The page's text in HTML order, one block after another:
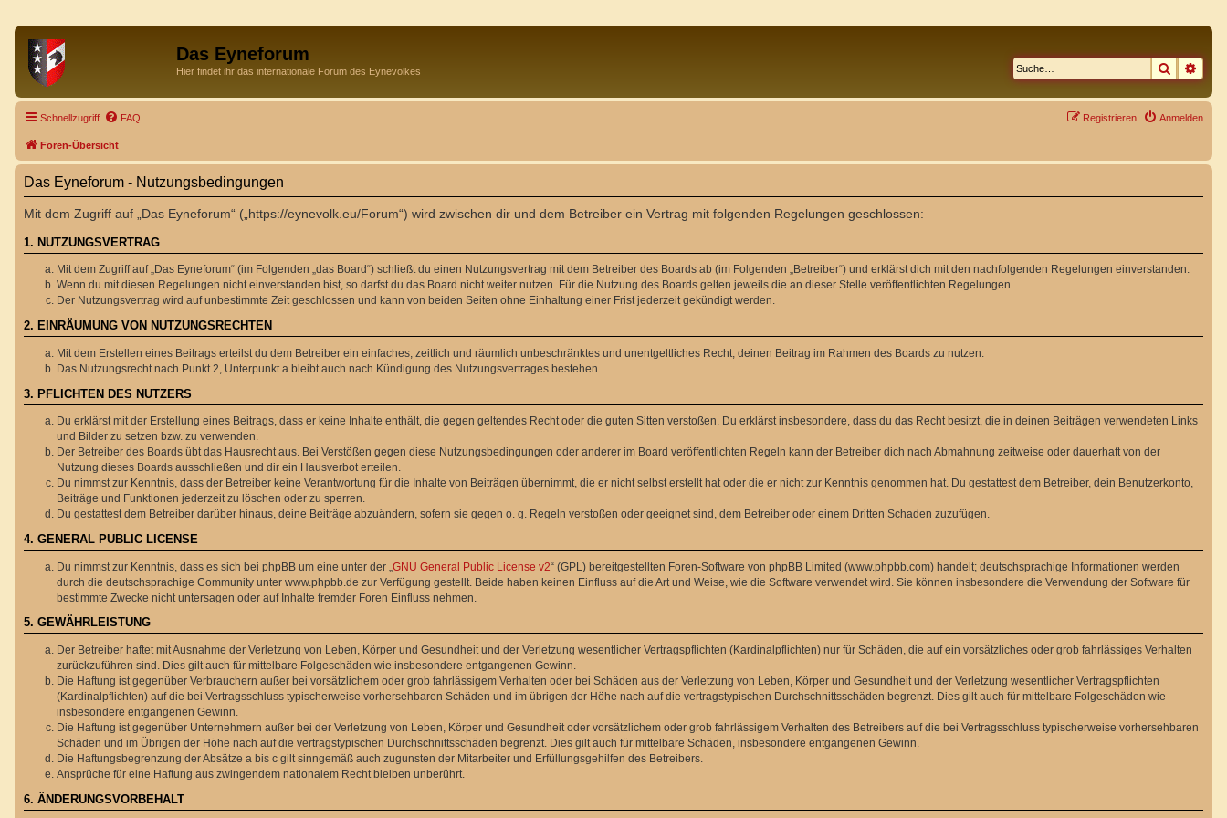
Das Eyneforum
Hier findet ihr das internationale Forum des Eynevolkes Suche
Schnellzugriff FAQ Anmelden
Registrieren
Foren-Übersicht
Das Eyneforum - Nutzungsbedingungen
Mit dem Zugriff auf „Das Eyneforum“ („https://eynevolk.eu/Forum“) wird zwischen dir und dem Betreiber ein Vertrag mit folgenden Regelungen geschlossen:
1. NUTZUNGSVERTRAG
Mit dem Zugriff auf „Das Eyneforum“ (im Folgenden „das Board“) schließt du einen Nutzungsvertrag mit dem Betreiber des Boards ab (im Folgenden „Betreiber“) und erklärst dich mit den nachfolgenden Regelungen einverstanden.
Wenn du mit diesen Regelungen nicht einverstanden bist, so darfst du das Board nicht weiter nutzen. Für die Nutzung des Boards gelten jeweils die an dieser Stelle veröffentlichten Regelungen.
Der Nutzungsvertrag wird auf unbestimmte Zeit geschlossen und kann von beiden Seiten ohne Einhaltung einer Frist jederzeit gekündigt werden.
2. EINRÄUMUNG VON NUTZUNGSRECHTEN
Mit dem Erstellen eines Beitrags erteilst du dem Betreiber ein einfaches, zeitlich und räumlich unbeschränktes und unentgeltliches Recht, deinen Beitrag im Rahmen des Boards zu nutzen.
Das Nutzungsrecht nach Punkt 2, Unterpunkt a bleibt auch nach Kündigung des Nutzungsvertrages bestehen.
3. PFLICHTEN DES NUTZERS
Du erklärst mit der Erstellung eines Beitrags, dass er keine Inhalte enthält, die gegen geltendes Recht oder die guten Sitten verstoßen. Du erklärst insbesondere, dass du das Recht besitzt, die in deinen Beiträgen verwendeten Links
und Bilder zu setzen bzw. zu verwenden.
Der Betreiber des Boards übt das Hausrecht aus. Bei Verstößen gegen diese Nutzungsbedingungen oder anderer im Board veröffentlichten Regeln kann der Betreiber dich nach Abmahnung zeitweise oder dauerhaft von der
Nutzung dieses Boards ausschließen und dir ein Hausverbot erteilen.
Du nimmst zur Kenntnis, dass der Betreiber keine Verantwortung für die Inhalte von Beiträgen übernimmt, die er nicht selbst erstellt hat oder die er nicht zur Kenntnis genommen hat. Du gestattest dem Betreiber, dein Benutzerkonto,
Beiträge und Funktionen jederzeit zu löschen oder zu sperren.
Du gestattest dem Betreiber darüber hinaus, deine Beiträge abzuändern, sofern sie gegen o. g. Regeln verstoßen oder geeignet sind, dem Betreiber oder einem Dritten Schaden zuzufügen.
4. GENERAL PUBLIC LICENSE
Du nimmst zur Kenntnis, dass es sich bei phpBB um eine unter der „ GNU General Public License v2“ (GPL) bereitgestellten Foren-Software von phpBB Limited (www.phpbb.com) handelt; deutschsprachige Informationen werden
durch die deutschsprachige Community unter www.phpbb.de zur Verfügung gestellt. Beide haben keinen Einfluss auf die Art und Weise, wie die Software verwendet wird. Sie können insbesondere die Verwendung der Software für
bestimmte Zwecke nicht untersagen oder auf Inhalte fremder Foren Einfluss nehmen.
5. GEWÄHRLEISTUNG
Der Betreiber haftet mit Ausnahme der Verletzung von Leben, Körper und Gesundheit und der Verletzung wesentlicher Vertragspflichten (Kardinalpflichten) nur für Schäden, die auf ein vorsätzliches oder grob fahrlässiges Verhalten
zurückzuführen sind. Dies gilt auch für mittelbare Folgeschäden wie insbesondere entgangenen Gewinn.
Die Haftung ist gegenüber Verbrauchern außer bei vorsätzlichem oder grob fahrlässigem Verhalten oder bei Schäden aus der Verletzung von Leben, Körper und Gesundheit und der Verletzung wesentlicher Vertragspflichten
(Kardinalpflichten) auf die bei Vertragsschluss typischerweise vorhersehbaren Schäden und im übrigen der Höhe nach auf die vertragstypischen Durchschnittsschäden begrenzt. Dies gilt auch für mittelbare Folgeschäden wie
insbesondere entgangenen Gewinn.
Die Haftung ist gegenüber Unternehmern außer bei der Verletzung von Leben, Körper und Gesundheit oder vorsätzlichem oder grob fahrlässigem Verhalten des Betreibers auf die bei Vertragsschluss typischerweise vorhersehbaren
Schäden und im Übrigen der Höhe nach auf die vertragstypischen Durchschnittsschäden begrenzt. Dies gilt auch für mittelbare Schäden, insbesondere entgangenen Gewinn.
Die Haftungsbegrenzung der Absätze a bis c gilt sinngemäß auch zugunsten der Mitarbeiter und Erfüllungsgehilfen des Betreibers.
Ansprüche für eine Haftung aus zwingendem nationalem Recht bleiben unberührt.
6. ÄNDERUNGSVORBEHALT